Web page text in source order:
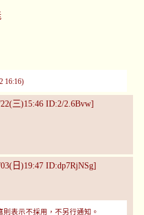
16:16)
三)15:46 ID:2/2.6Bvw]
日)19:47 ID:dp7RjNSg]
表示不採用，不另行通知。